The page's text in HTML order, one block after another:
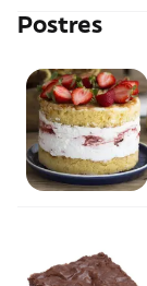
Postres